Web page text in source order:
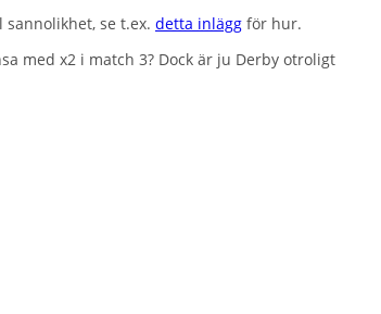
se t.ex. detta inlägg för hur.
med x2 i match 3? Dock är ju Derby otroligt